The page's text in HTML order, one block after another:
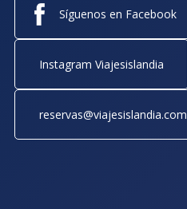
Síguenos en Facebook
Instagram Viajesislandia
reservas@viajesislandia.com